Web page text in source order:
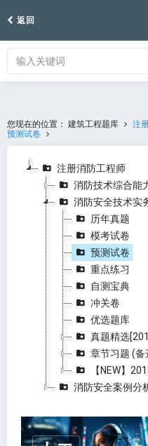
返回
您现在的位置： 建筑工程题库 注
预测试卷
注册消防工程师
消防技术综合能
消防安全技术实
历年真题
模考试卷
预测试卷
重点练习
自测宝典
冲关卷
优选题库
真题精选
章节习题 (备
【NEW】
消防安全案例分